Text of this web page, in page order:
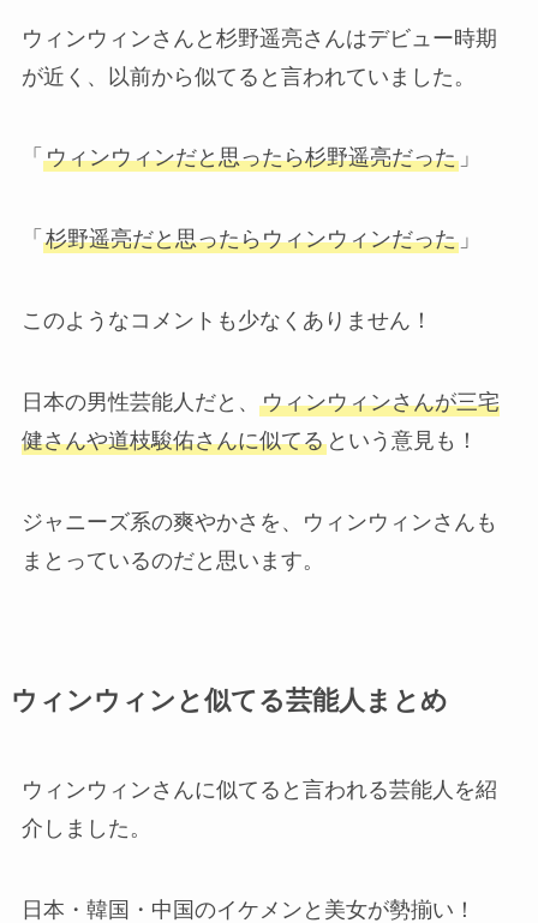
ウィンウィンさんと杉野遥亮さんはデビュー時期
が近く、以前から似てると言われていました。
「 ウィンウィンだと思ったら杉野遥亮だった」
「 杉野遥亮だと思ったらウィンウィンだった」
このようなコメントも少なくありません！
日本の男性芸能人だと、 ウィンウィンさんが三宅
健さんや道枝駿佑さんに似てるという意見も！
ジャニーズ系の爽やかさを、ウィンウィンさんも
まとっているのだと思います。
ウィンウィンと似てる芸能人まとめ
ウィンウィンさんに似てると言われる芸能人を紹
介しました。
日本・韓国・中国のイケメンと美女が勢揃い！